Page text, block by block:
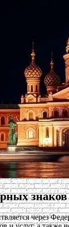
знаков
через